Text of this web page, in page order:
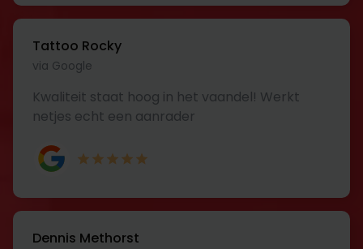
Tattoo Rocky
via Google
Kwaliteit staat hoog in het vaandel! Werkt
netjes echt een aanrader
Dennis Methorst